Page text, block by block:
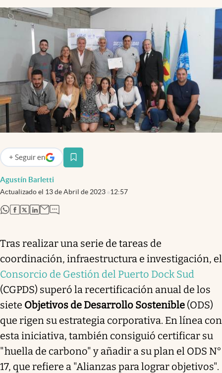
Eventos Corporativos
El Cronista Studio
abre en nueva pestaña
Argentina
Agustín Barletti
Actualizado el 13 de Abril de 2023 12:57
+ Seguir en
abre en nueva pestaña
abre en nueva pestaña
abre en nueva pestaña
abre en nueva pestaña
abre en nueva pestaña
Tras realizar una serie de tareas de
coordinación, infraestructura e investigación, el
Consorcio de Gestión del Puerto Dock Sud
(CGPDS) superó la recertificación anual de los
siete Objetivos de Desarrollo Sostenible (ODS)
que rigen su estrategia corporativa. En línea con
esta iniciativa, también consiguió certificar su
"huella de carbono" y añadir a su plan el ODS N°
17, que refiere a "Alianzas para lograr objetivos".